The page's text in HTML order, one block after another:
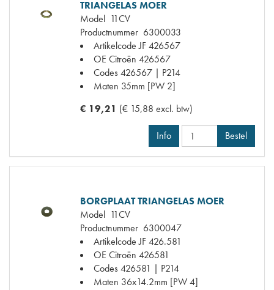
TRIANGELAS MOER
Model 11CV
Productnummer 6300033
Artikelcode JF426567
OE Citroën 426567
Codes426567 | P214
Maten 35mm [PW 2]
€ 19,21 (€ 15,88 excl. btw)
Info Bestel
BORGPLAAT TRIANGELAS MOER
Model 11CV
Productnummer 6300047
Artikelcode JF426.581
OE Citroën 426581
Codes426581 | P214
Maten 36x14.2mm [PW 4]